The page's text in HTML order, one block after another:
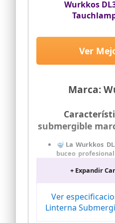
Wurkkos
Marca:
Ver
submergible
🤿La Wurkkos
buceo
correa de
litio de 5000
subacuática
buceadores y
Gracias al uso
+ Expandir
Ver
Linterna